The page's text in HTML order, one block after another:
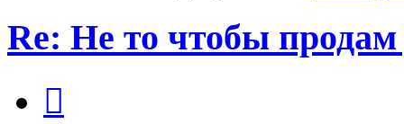
Re: Не то чтобы